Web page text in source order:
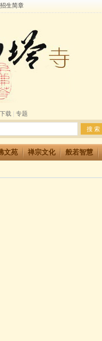
生简章
胜华严法会 快快同享富贵庄严海
坛经》
年招生简章
阳两利普渡群蒙盂兰盆
下载 专题
文苑 禅宗文化 般若智慧